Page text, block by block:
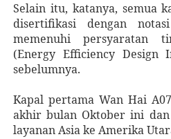
Selain itu, katanya, semua
disertifikasi dengan
memenuhi persyaratan
(Energy Efficiency
sebelumnya.
Kapal pertama Wan Hai
akhir bulan Oktober ini
layanan Asia ke Amerika